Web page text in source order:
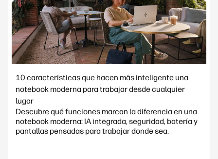
10 características que hacen más inteligente una
notebook moderna para trabajar desde cualquier
lugar
Descubre qué funciones marcan la diferencia en una
notebook moderna: IA integrada, seguridad, batería y
pantallas pensadas para trabajar donde sea.